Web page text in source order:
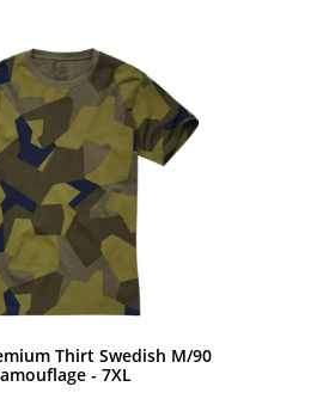
Thirt Swedish M/90
- 7XL